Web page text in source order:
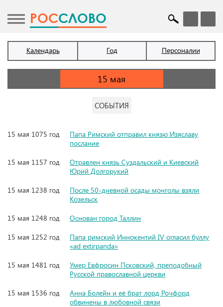
POCСЛОВО
Календарь Год Персоналии
СОБЫТИЯ
15 мая 1075 год
Папа Римский отправил князю Изяславу
послание
15 мая 1157 год
Отравлен князь Суздальский и Киевский
Юрий Долгорукий
15 мая 1238 год
После 50-дневной осады монголы взяли
Козельск
15 мая 1248 год
Основан город Таллин
15 мая 1252 год
Папа римский Иннокентий IV огласил буллу
«ad extirpanda»
15 мая 1481 год
Умер Евфросин Псковский, преподобный
Русской православной церкви
15 мая 1536 год
Анна Болейн и её брат лорд Рочфорд
обвинены в любовной связи